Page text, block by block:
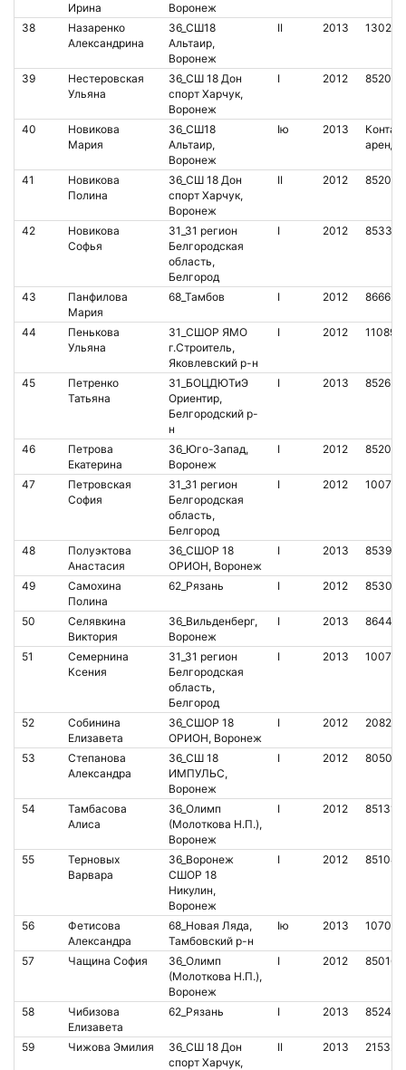
Ирина
Воронеж
38
Назаренко
Александрина
36_СШ18
Альтаир,
Воронеж
II 2013
39
Нестеровская
Ульяна
36_СШ 18 Дон
спорт Харчук,
Воронеж
I 2012
40
Новикова
Мария
36_СШ18
Альтаир,
Воронеж
Iю 2013
аренда
41
Новикова
Полина
36_СШ 18 Дон
спорт Харчук,
Воронеж
II 2012
42
Новикова
Софья
31_31 регион
Белгородская
область,
Белгород
I 2012
43
Панфилова
Мария
68_Тамбов I 2012
44
Пенькова
Ульяна
31_СШОР ЯМО
г.Строитель,
Яковлевский р-н
I 2012
45
Петренко
Татьяна
31_БОЦДЮТиЭ
Ориентир,
Белгородский р-
н
I 2013
46
Петрова
Екатерина
36_Юго-Запад,
Воронеж
I 2012
47
Петровская
София
31_31 регион
Белгородская
область,
Белгород
I 2012
48
Полуэктова
Анастасия
36_СШОР 18
ОРИОН, Воронеж
I 2013
49
Самохина
Полина
62_Рязань I 2012
50
Селявкина
Виктория
36_Вильденберг,
Воронеж
I 2013
51
Семернина
Ксения
31_31 регион
Белгородская
область,
Белгород
I 2013
52
Собинина
Елизавета
36_СШОР 18
ОРИОН, Воронеж
I 2012
53
Степанова
Александра
36_СШ 18
ИМПУЛЬС,
Воронеж
I 2012
54
Тамбасова
Алиса
36_Олимп
(Молоткова Н.П.),
Воронеж
I 2012
55
Терновых
Варвара
36_Воронеж
СШОР 18
Никулин,
Воронеж
I 2012
56
Фетисова
Александра
68_Новая Ляда,
Тамбовский р-н
Iю 2013
57 Чащина София
36_Олимп
(Молоткова Н.П.),
Воронеж
I 2012
58
Чибизова
Елизавета
62_Рязань I 2013
59 Чижова Эмилия
36_СШ 18 Дон
спорт Харчук,
II 2013